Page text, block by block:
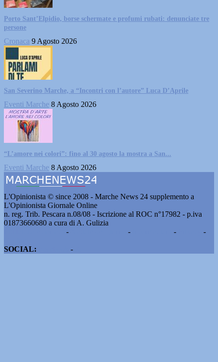
Porto Sant’Elpidio, borse schermate e profumi rubati: denunciate tre
persone
Cronaca 9 Agosto 2026
San Severino Marche, a “Incontri con l’autore” Luca D’Aprile
Eventi Marche 8 Agosto 2026
“L’amore nei colori”: fino al 30 agosto la mostra a San...
Eventi Marche 8 Agosto 2026
L'Opinionista © since 2008 - Marche News 24 supplemento a
L'Opinionista Giornale Online
n. reg. Trib. Pescara n.08/08 - Iscrizione al ROC n°17982 - p.iva
01873660680 a cura di A. Gulizia
- - -
-
SOCIAL:
-